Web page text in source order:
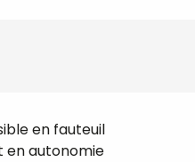
en fauteuil
en autonomie